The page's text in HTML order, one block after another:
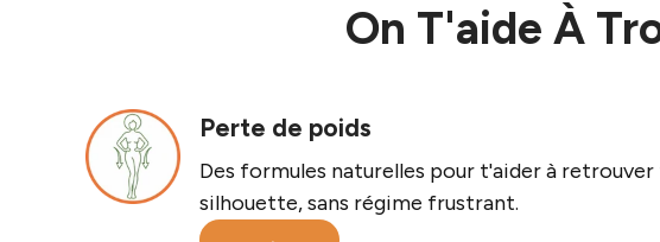
On T'aide À
Perte de poids
Des formules naturelles pour t'aider à retrouver
silhouette, sans régime frustrant.